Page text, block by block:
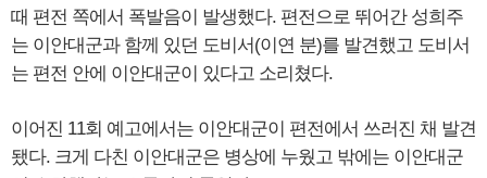
때 편전 쪽에서 폭발음이 발생했다. 편전으로 뛰어간 성희주
는 이안대군과 함께 있던 도비서(이연 분)를 발견했고 도비서
는 편전 안에 이안대군이 있다고 소리쳤다.
이어진 11회 예고에서는 이안대군이 편전에서 쓰러진 채 발견
됐다. 크게 다친 이안대군은 병상에 누웠고 밖에는 이안대군